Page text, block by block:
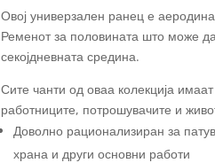
Овој универзален ранец е
Ременот за половината што може
секојдневната средина.
Сите чанти од оваа колекција
работниците, потрошувачите и
Доволно рационализиран за
храна и други основни работи